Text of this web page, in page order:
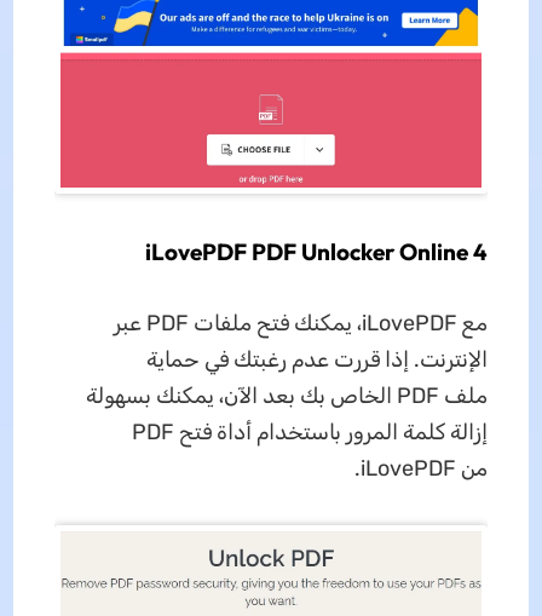
4 iLovePDF PDF Unlocker Online
مع iLovePDF، يمكنك فتح ملفات PDF عبر
الإنترنت. إذا قررت عدم رغبتك في حماية
ملف PDF الخاص بك بعد الآن، يمكنك بسهولة
إزالة كلمة المرور باستخدام أداة فتح PDF
من iLovePDF.